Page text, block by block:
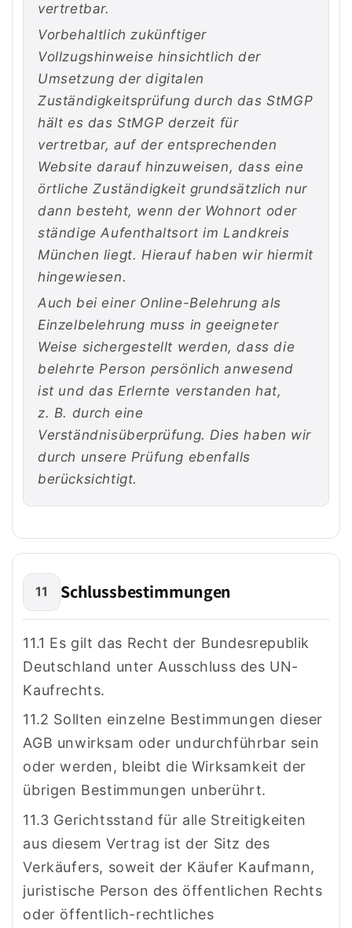
vertretbar.
Vorbehaltlich zukünftiger
Vollzugshinweise hinsichtlich der
Umsetzung der digitalen
Zuständigkeitsprüfung durch das StMGP
hält es das StMGP derzeit für
vertretbar, auf der entsprechenden
Website darauf hinzuweisen, dass eine
örtliche Zuständigkeit grundsätzlich nur
dann besteht, wenn der Wohnort oder
ständige Aufenthaltsort im Landkreis
München liegt. Hierauf haben wir hiermit
hingewiesen.
Auch bei einer Online-Belehrung als
Einzelbelehrung muss in geeigneter
Weise sichergestellt werden, dass die
belehrte Person persönlich anwesend
ist und das Erlernte verstanden hat,
z. B. durch eine
Verständnisüberprüfung. Dies haben wir
durch unsere Prüfung ebenfalls
berücksichtigt.
11 Schlussbestimmungen
11.1 Es gilt das Recht der Bundesrepublik
Deutschland unter Ausschluss des UN-
Kaufrechts.
11.2 Sollten einzelne Bestimmungen dieser
AGB unwirksam oder undurchführbar sein
oder werden, bleibt die Wirksamkeit der
übrigen Bestimmungen unberührt.
11.3 Gerichtsstand für alle Streitigkeiten
aus diesem Vertrag ist der Sitz des
Verkäufers, soweit der Käufer Kaufmann,
juristische Person des öffentlichen Rechts
oder öffentlich-rechtliches